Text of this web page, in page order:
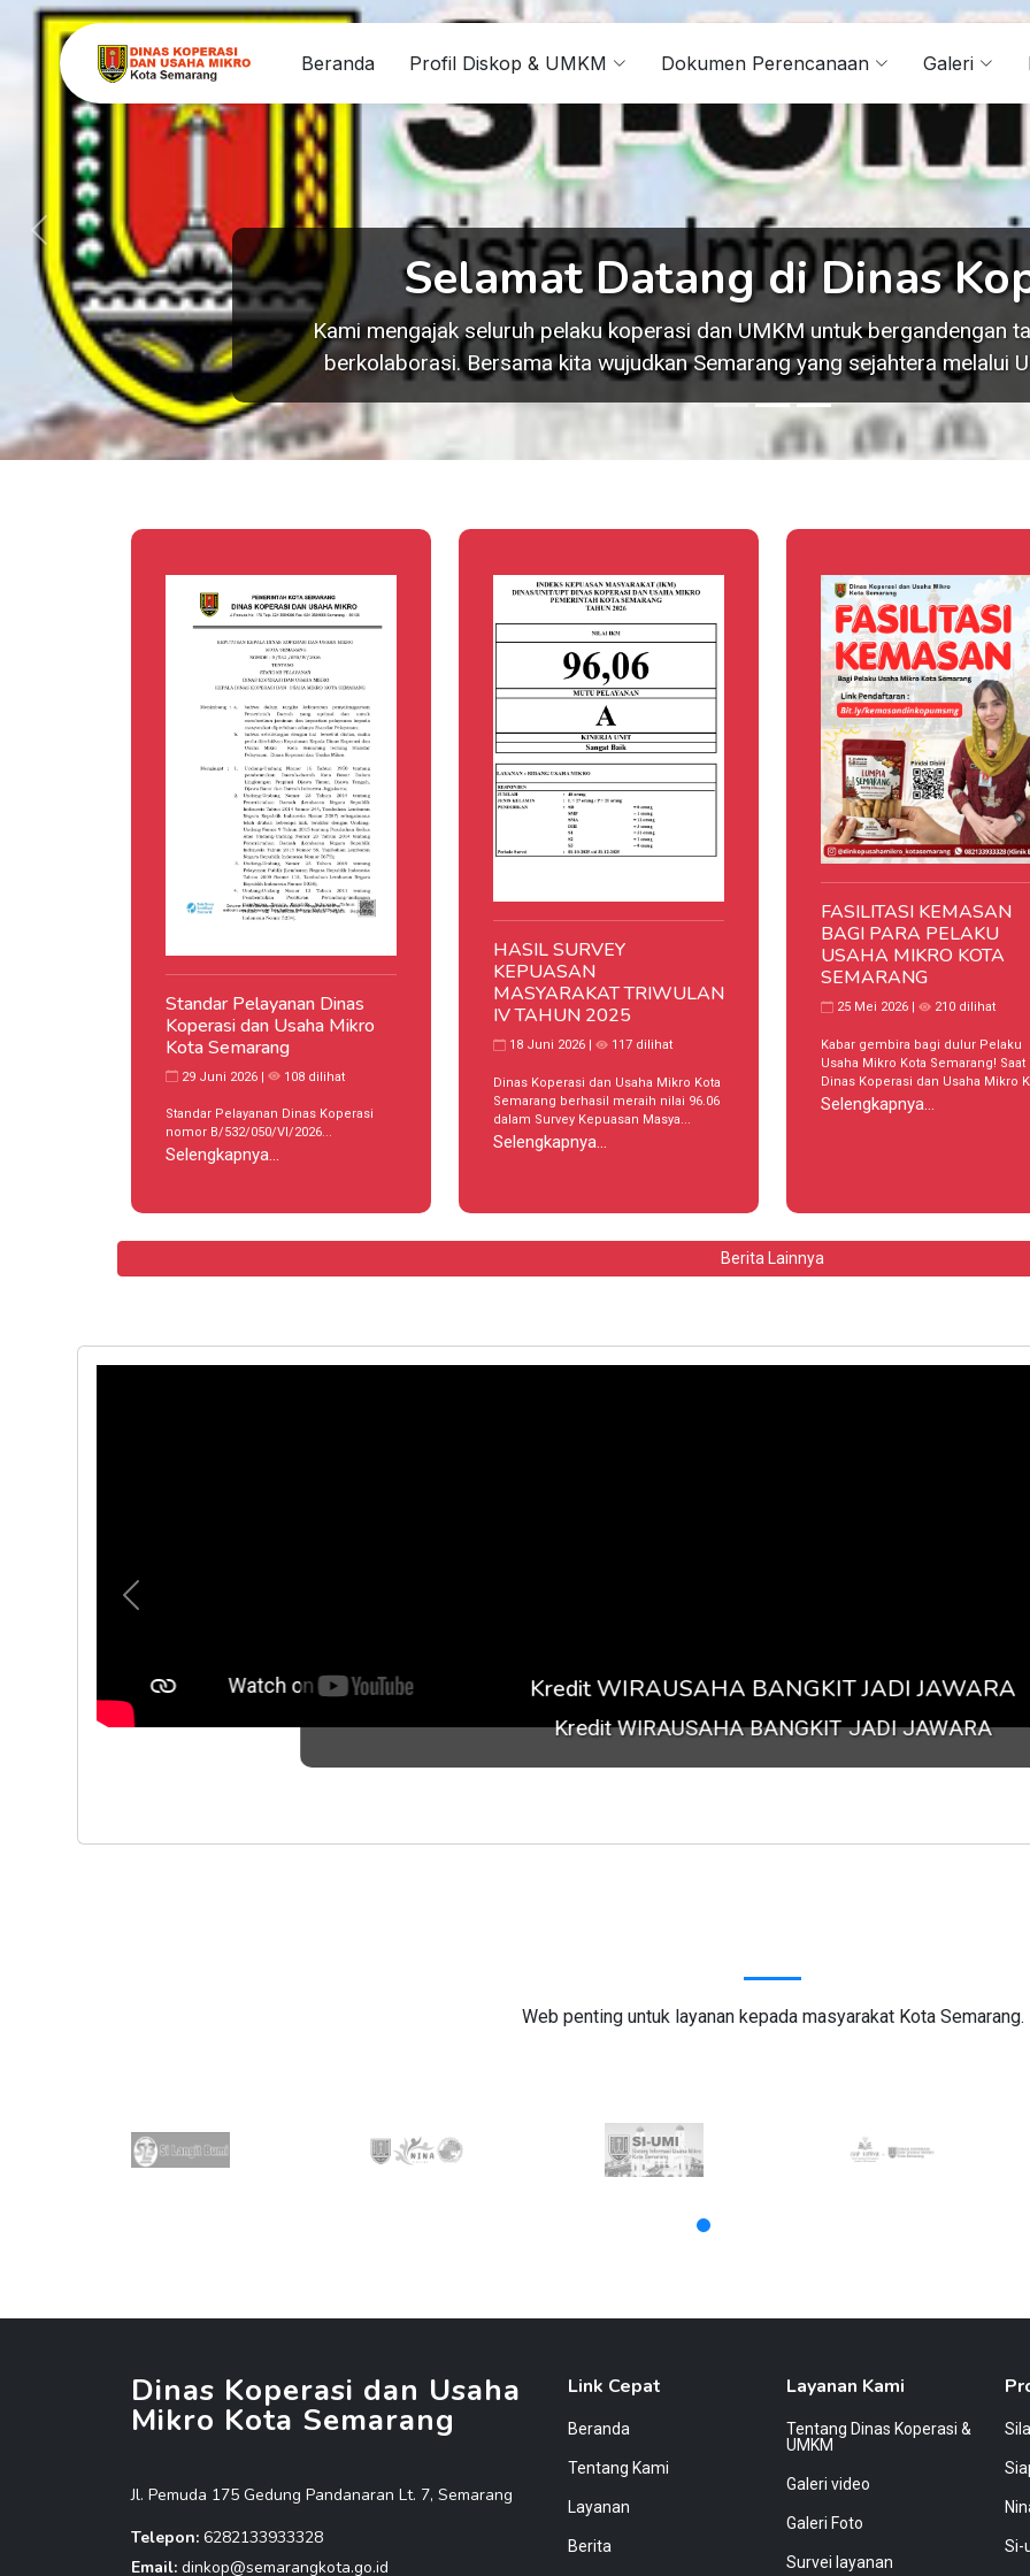
Beranda Profil Diskop & UMKM Dokumen Perencanaan Galeri
Selamat Datang di Dinas
Kami mengajak seluruh pelaku koperasi dan UMKM untuk bergandengan
berkolaborasi. Bersama kita wujudkan Semarang yang sejahtera melalui
Previous
Standar Pelayanan Dinas
Koperasi dan Usaha Mikro
Kota Semarang
29 Juni 2026 | 108 dilihat
Standar Pelayanan Dinas Koperasi
nomor B/532/050/VI/2026...
Selengkapnya...
HASIL SURVEY
KEPUASAN
MASYARAKAT TRIWULAN
IV TAHUN 2025
18 Juni 2026 | 117 dilihat
Dinas Koperasi dan Usaha Mikro Kota
Semarang berhasil meraih nilai 96.06
dalam Survey Kepuasan Masya...
Selengkapnya...
FASILITASI KEMASAN
BAGI PARA PELAKU
USAHA MIKRO KOTA
SEMARANG
25 Mei 2026 | 210 dilihat
Kabar gembira bagi dulur Pelaku
Usaha Mikro Kota Semarang! Saat
Dinas Koperasi dan Usaha Mikro
Selengkapnya...
Berita Lainnya
Kredit WIRAUSAHA BANGKIT JADI JAWARA
Kredit WIRAUSAHA BANGKIT JADI JAWARA
Previous
Web penting untuk layanan kepada masyarakat Kota Semarang.
Dinas Koperasi dan Usaha
Mikro Kota Semarang
Jl. Pemuda 175 Gedung Pandanaran Lt. 7, Semarang
Telepon: 6282133933328
Email: dinkop@semarangkota.go.id
Link Cepat
Beranda
Tentang Kami
Layanan
Berita
Layanan Kami
Tentang Dinas Koperasi &
UMKM
Galeri video
Galeri Foto
Survei layanan
Si-